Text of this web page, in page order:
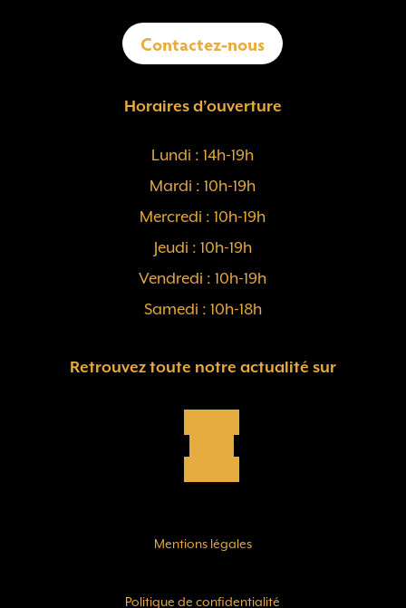
Contactez-nous
Horaires d’ouverture
Lundi : 14h-19h
Mardi : 10h-19h
Mercredi : 10h-19h
Jeudi : 10h-19h
Vendredi : 10h-19h
Samedi : 10h-18h
Retrouvez toute notre actualité sur
Mentions légales
Politique de confidentialité